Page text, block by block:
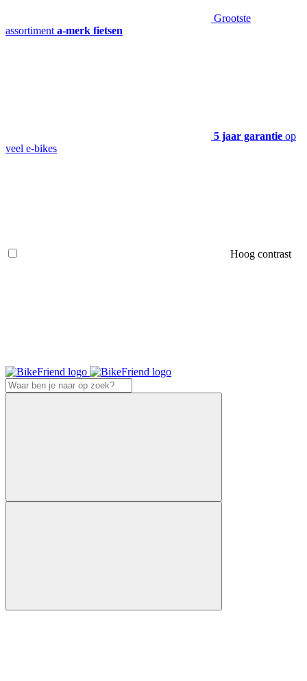
Grootste
assortiment a-merk fietsen
5 jaar garantie op
veel e-bikes
Hoog contrast